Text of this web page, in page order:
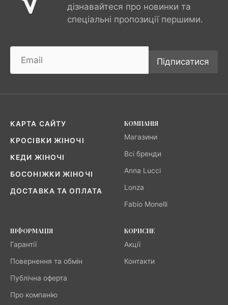
дізнавайтеся про новинки та
спеціальні пропозиції першими.
Підписатися
КАРТА САЙТУ
КРОСІВКИ ЖІНОЧІ
КЕДИ ЖІНОЧІ
БОСОНІЖКИ ЖІНОЧІ
ДОСТАВКА ТА ОПЛАТА
КОМПАНІЯ
Магазини
Всі бренди
Anna Lucci
Lonza
Fabio Monelli
ІНФОРМАЦІЯ
Гарантії
Повернення та обмін
Публічна оферта
Про компанію
КОРИСНЕ
Акції
Контакти